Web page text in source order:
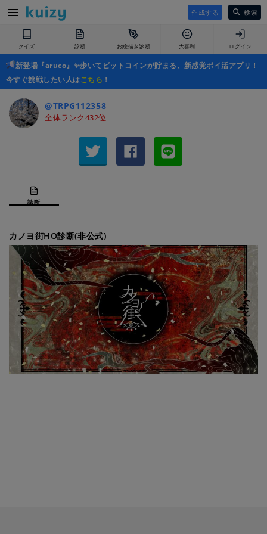
作成する 検索
クイズ 診断 お絵描き診断 大喜利 ログイン
新登場『aruco』✨歩いてビットコインが貯まる、新感覚ポイ活アプリ！
今すぐ挑戦したい人はこちら ！
@TRPG112358
全体ランク432位
診断
カノヨ街HO診断(非公式)